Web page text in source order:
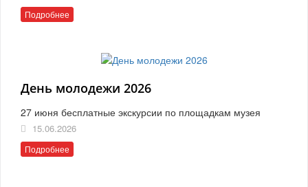
Подробнее
День молодежи 2026
27 июня бесплатные экскурсии по площадкам музея
15.06.2026
Подробнее